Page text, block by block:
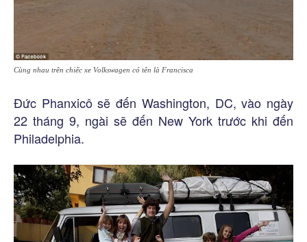
Cùng nhau trên chiếc xe Volkswagen có tên là Francisca
Đức Phanxicô sẽ đến Washington, DC, vào ngày
22 tháng 9, ngài sẽ đến New York trước khi đến
Philadelphia.